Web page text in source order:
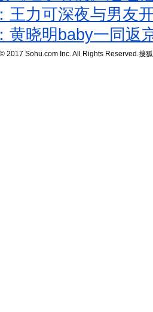
王力可深夜与男友
黄晓明baby一同返
2017 Sohu.com Inc. All Rights Reserved.搜